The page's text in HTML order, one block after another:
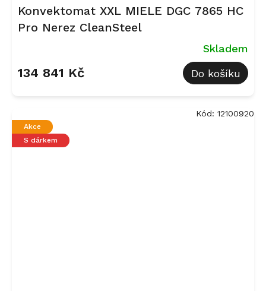
Konvektomat XXL MIELE DGC 7865 HC
Pro Nerez CleanSteel
Skladem
134 841 Kč Do košíku
Akce
S dárkem
Kód: 12100920